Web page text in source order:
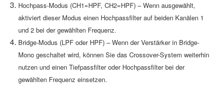
Hochpass-Modus (CH1=HPF, CH2=HPF) – Wenn ausgewählt,
aktiviert dieser Modus einen Hochpassfilter auf beiden Kanälen 1
und 2 bei der gewählten Frequenz.
Bridge-Modus (LPF oder HPF) – Wenn der Verstärker in Bridge-
Mono geschaltet wird, können Sie das Crossover-System weiterhin
nutzen und einen Tiefpassfilter oder Hochpassfilter bei der
gewählten Frequenz einsetzen.